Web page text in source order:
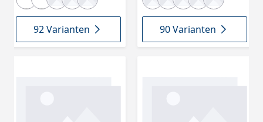
92 Varianten 90 Varianten